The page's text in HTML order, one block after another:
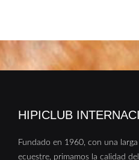
HIPICLUB
Fundado en 1960, con una
ecuestre, primamos la calidad